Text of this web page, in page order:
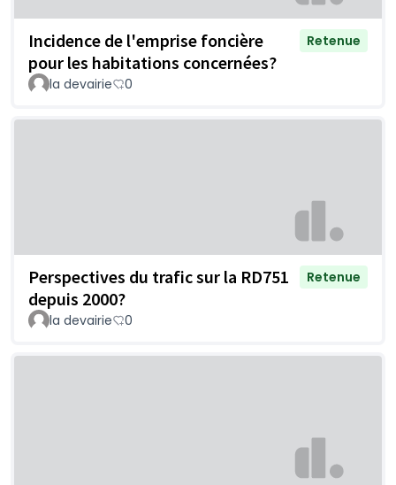
Incidence de l'emprise foncière
pour les habitations concernées?
Retenue
la devairie 0
Perspectives du trafic sur la RD751
depuis 2000?
Retenue
la devairie 0